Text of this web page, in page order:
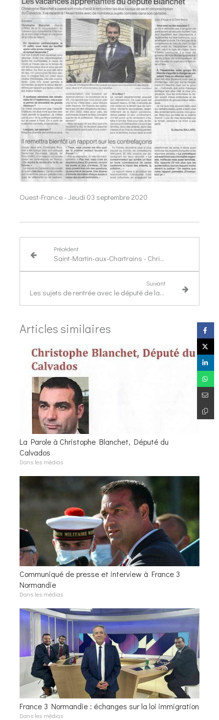
Ouest-France - Jeudi 03 septembre 2020
Précédent
Saint-Martin-aux-Chartrains - Christophe Blanchet à la rencontre des élus
Suivant
Les sujets de rentrée avec le député de la 4e circonscription, Christophe Blanchet
Articles similaires
La Parole à Christophe Blanchet, Député du
Calvados
Dans les médias
Communiqué de presse et interview à France 3
Normandie
Dans les médias
France 3 Normandie : échanges sur la loi immigration
Dans les médias